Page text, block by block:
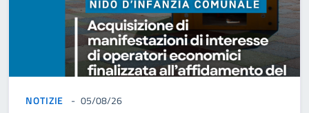
NOTIZIE 05/08/26